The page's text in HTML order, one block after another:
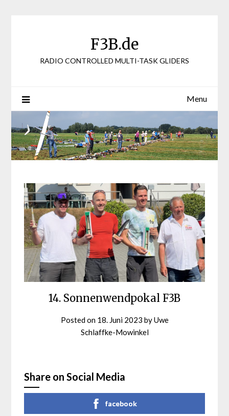
F3B.de
RADIO CONTROLLED MULTI-TASK GLIDERS
Menu
14. Sonnenwendpokal F3B
Posted on 18. Juni 2023 byUwe
Schlaffke-Mowinkel
Share on Social Media
facebook